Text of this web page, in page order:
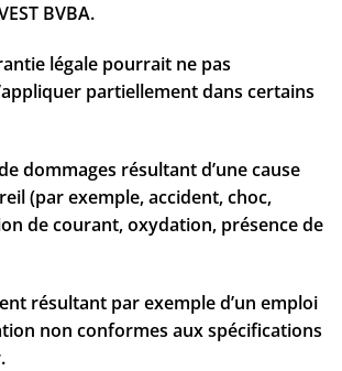
BVBA.
légale pourrait ne pas
partiellement dans certains
dommages résultant d’une cause
(par exemple, accident, choc,
de courant, oxydation, présence de
résultant par exemple d’un emploi
non conformes aux spécifications